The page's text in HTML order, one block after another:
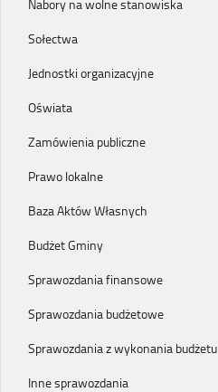
Nabory na wolne stanowiska
Sołectwa
Jednostki organizacyjne
Oświata
Zamówienia publiczne
Prawo lokalne
Baza Aktów Własnych
Budżet Gminy
Sprawozdania finansowe
Sprawozdania budżetowe
Sprawozdania z wykonania budżetu
Inne sprawozdania